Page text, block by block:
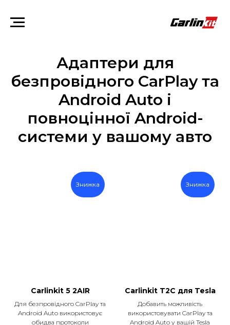
Адаптери для
безпровідного CarPlay та
Android Auto і
повноцінної Android-
системи у вашому авто
Знижка
Carlinkit 5 2AIR
Для безпровідного CarPlay та
Android Auto використовує
обидва протоколи
Знижка
Carlinkit T2C для Tesla
Добавить можливість
використовувати CarPlay та
Android Auto у вашій Tesla